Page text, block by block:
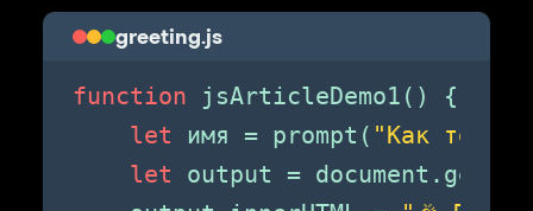
greeting.js
function jsArticleDemo1() {
let имя = prompt( "Как тебя
let output =